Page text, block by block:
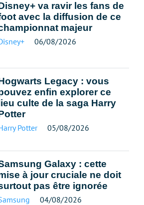
va ravir les fans de
avec la diffusion de ce
majeur
06/08/2026
Legacy : vous
enfin explorer ce
lieu culte de la saga Harry
Potter 05/08/2026
Galaxy : cette
à jour cruciale ne doit
pas être ignorée
04/08/2026